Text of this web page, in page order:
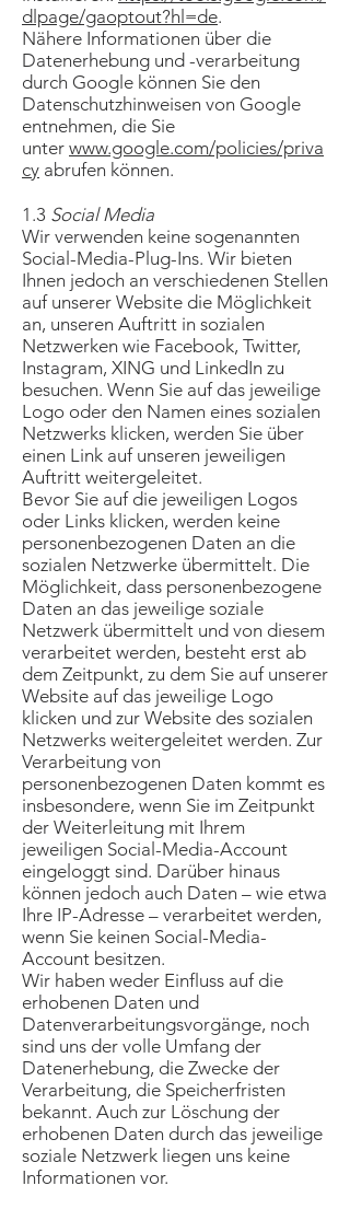
dlpage/gaoptout?hl=de.
Nähere Informationen über die
Datenerhebung und -verarbeitung
durch Google können Sie den
Datenschutzhinweisen von Google
entnehmen, die Sie
unter www.google.com/policies/priva
cy abrufen können.
1.3 Social Media
Wir verwenden keine sogenannten
Social-Media-Plug-Ins. Wir bieten
Ihnen jedoch an verschiedenen Stellen
auf unserer Website die Möglichkeit
an, unseren Auftritt in sozialen
Netzwerken wie Facebook, Twitter,
Instagram, XING und LinkedIn zu
besuchen. Wenn Sie auf das jeweilige
Logo oder den Namen eines sozialen
Netzwerks klicken, werden Sie über
einen Link auf unseren jeweiligen
Auftritt weitergeleitet.
Bevor Sie auf die jeweiligen Logos
oder Links klicken, werden keine
personenbezogenen Daten an die
sozialen Netzwerke übermittelt. Die
Möglichkeit, dass personenbezogene
Daten an das jeweilige soziale
Netzwerk übermittelt und von diesem
verarbeitet werden, besteht erst ab
dem Zeitpunkt, zu dem Sie auf unserer
Website auf das jeweilige Logo
klicken und zur Website des sozialen
Netzwerks weitergeleitet werden. Zur
Verarbeitung von
personenbezogenen Daten kommt es
insbesondere, wenn Sie im Zeitpunkt
der Weiterleitung mit Ihrem
jeweiligen Social-Media-Account
eingeloggt sind. Darüber hinaus
können jedoch auch Daten – wie etwa
Ihre IP-Adresse – verarbeitet werden,
wenn Sie keinen Social-Media-
Account besitzen.
Wir haben weder Einfluss auf die
erhobenen Daten und
Datenverarbeitungsvorgänge, noch
sind uns der volle Umfang der
Datenerhebung, die Zwecke der
Verarbeitung, die Speicherfristen
bekannt. Auch zur Löschung der
erhobenen Daten durch das jeweilige
soziale Netzwerk liegen uns keine
Informationen vor.